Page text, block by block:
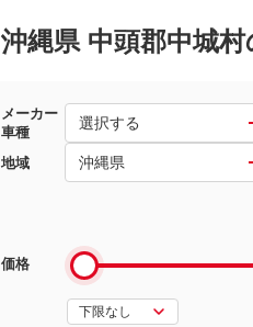
沖縄県 中頭郡中城
メーカー
車種
選択する
地域 沖縄県
価格